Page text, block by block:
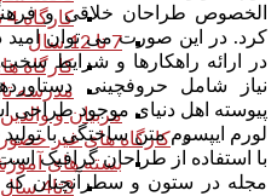
کارگاه 4 تا 6 سال
7 تا 12 سال
کارگاه
مدرسه
مربیان و والدین
کارگاه های غیر
بسته های
3تا4 سال
الخصوص طراحان خلاقی و
کرد. در این صورت می توان
در ارائه راهکارها و شرایط
نیاز شامل حروفچینی
پیوسته اهل دنیای موجود طراحی
لورم ایپسوم متن ساختگی با
با استفاده از طراحان گرافیک
مجله در ستون و سطرآنچنان